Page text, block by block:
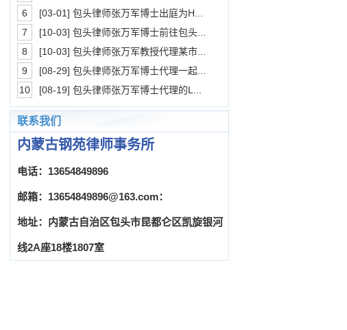
6
[03-01] 包头律师张万军博士出庭为H...
7
[10-03] 包头律师张万军博士前往包头...
8
[10-03] 包头律师张万军教授代理某市...
9
[08-29] 包头律师张万军博士代理一起...
10
[08-19] 包头律师张万军博士代理的L...
联系我们
内蒙古钢苑律师事务所
电话：13654849896
邮箱：13654849896@163.com：
地址：内蒙古自治区包头市昆都仑区凯旋银河
线2A座18楼1807室